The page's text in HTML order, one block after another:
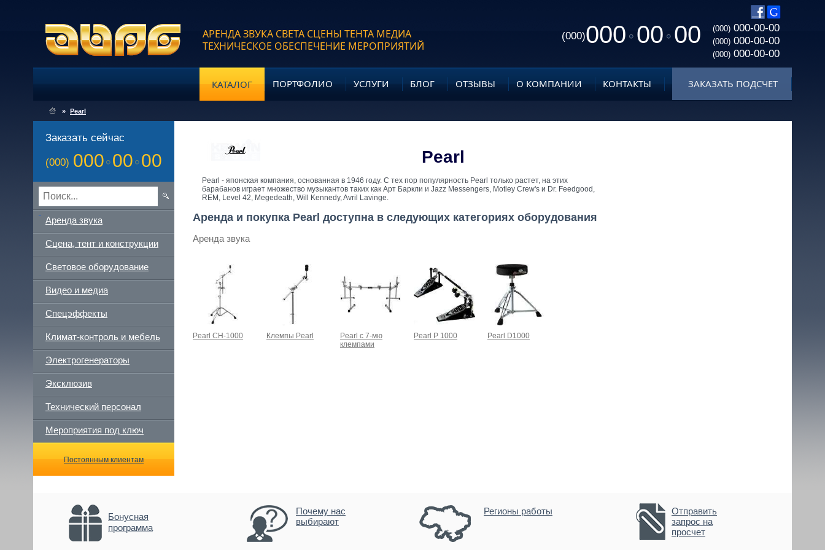
АРЕНДА ЗВУКА СВЕТА СЦЕНЫ ТЕНТА МЕДИА
ТЕХНИЧЕСКОЕ ОБЕСПЕЧЕНИЕ МЕРОПРИЯТИЙ
(000)000 00 00 (000) 000-00-00
(000) 000-00-00
(000) 000-00-00
КАТАЛОГ ПОРТФОЛИО УСЛУГИ БЛОГ ОТЗЫВЫ О КОМПАНИИ КОНТАКТЫ ЗАКАЗАТЬ ПОДСЧЕТ
» Pearl
Заказать сейчас
(000) 000 00 00
Аренда звука
Сцена, тент и конструкции
Световое оборудование
Видео и медиа
Спецэффекты
Климат-контроль и мебель
Электрогенераторы
Эксклюзив
Технический персонал
Мероприятия под ключ
Постоянным клиентам
Pearl
Pearl - японская компания, основанная в 1946 году. С тех пор популярность Pearl только растет, на этих
барабанов играет множество музыкантов таких как Арт Баркли и Jazz Messengers, Motley Crew's и Dr. Feedgood,
REM, Level 42, Megedeath, Will Kennedy, Avril Lavinge.
Аренда и покупка Pearl доступна в следующих категориях оборудования
Аренда звука
Pearl CH-1000 Клемпы Pearl
Pearl c 7-мю
клемпами
Pearl P 1000 Pearl D1000
Бонусная
программа
Почему нас
выбирают
Регионы работы
Отправить
запрос на
просчет